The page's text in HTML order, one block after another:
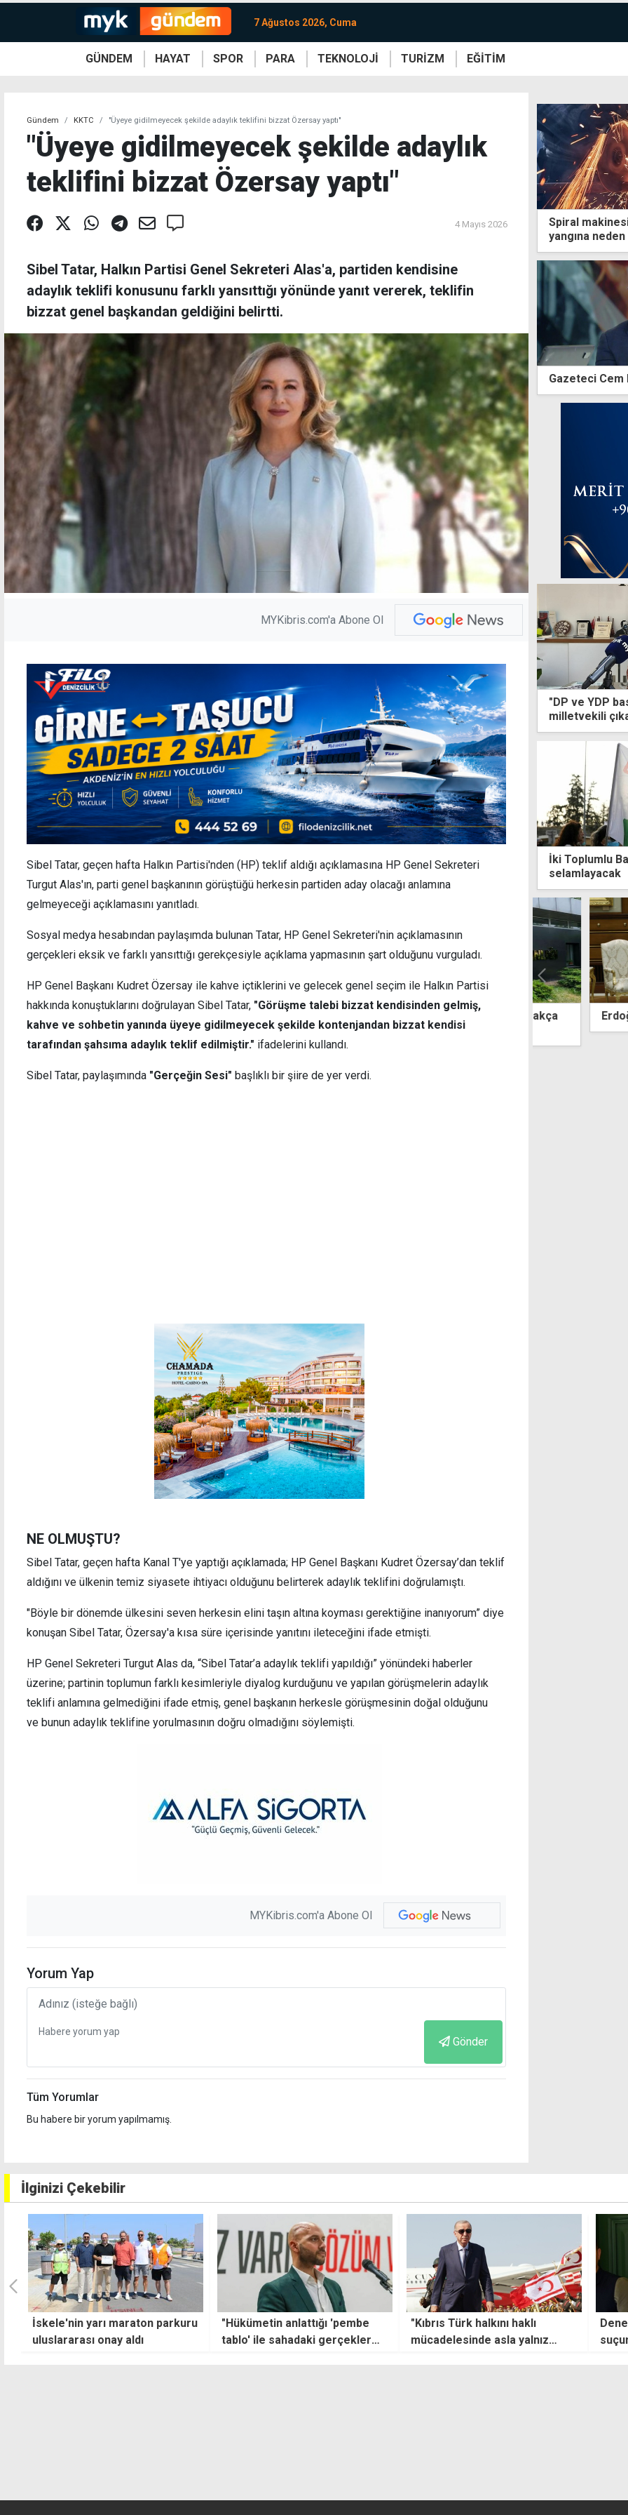
7 Ağustos 2026, Cuma
GÜNDEM HAYAT SPOR PARA TEKNOLOJİ TURİZM EĞİTİM
Gündem KKTC "Üyeye gidilmeyecek şekilde adaylık teklifini bizzat Özersay yaptı"
"Üyeye gidilmeyecek şekilde adaylık
teklifini bizzat Özersay yaptı"
4 Mayıs 2026
Sibel Tatar, Halkın Partisi Genel Sekreteri Alas'a, partiden kendisine
adaylık teklifi konusunu farklı yansıttığı yönünde yanıt vererek, teklifin
bizzat genel başkandan geldiğini belirtti.
MYKibris.com'a Abone Ol
Sibel Tatar, geçen hafta Halkın Partisi'nden (HP) teklif aldığı açıklamasına HP Genel Sekreteri
Turgut Alas'ın, parti genel başkanının görüştüğü herkesin partiden aday olacağı anlamına
gelmeyeceği açıklamasını yanıtladı.
Sosyal medya hesabından paylaşımda bulunan Tatar, HP Genel Sekreteri'nin açıklamasının
gerçekleri eksik ve farklı yansıttığı gerekçesiyle açıklama yapmasının şart olduğunu vurguladı.
HP Genel Başkanı Kudret Özersay ile kahve içtiklerini ve gelecek genel seçim ile Halkın Partisi
hakkında konuştuklarını doğrulayan Sibel Tatar, "Görüşme talebi bizzat kendisinden gelmiş,
kahve ve sohbetin yanında üyeye gidilmeyecek şekilde kontenjandan bizzat kendisi
tarafından şahsıma adaylık teklif edilmiştir." ifadelerini kullandı.
Sibel Tatar, paylaşımında "Gerçeğin Sesi" başlıklı bir şiire de yer verdi.
NE OLMUŞTU?
Sibel Tatar, geçen hafta Kanal T'ye yaptığı açıklamada; HP Genel Başkanı Kudret Özersay’dan teklif
aldığını ve ülkenin temiz siyasete ihtiyacı olduğunu belirterek adaylık teklifini doğrulamıştı.
"Böyle bir dönemde ülkesini seven herkesin elini taşın altına koyması gerektiğine inanıyorum” diye
konuşan Sibel Tatar, Özersay'a kısa süre içerisinde yanıtını ileteceğini ifade etmişti.
HP Genel Sekreteri Turgut Alas da, “Sibel Tatar’a adaylık teklifi yapıldığı” yönündeki haberler
üzerine; partinin toplumun farklı kesimleriyle diyalog kurduğunu ve yapılan görüşmelerin adaylık
teklifi anlamına gelmediğini ifade etmiş, genel başkanın herkesle görüşmesinin doğal olduğunu
ve bunun adaylık teklifine yorulmasının doğru olmadığını söylemişti.
MYKibris.com'a Abone Ol
Yorum Yap
Gönder
Tüm Yorumlar
Bu habere bir yorum yapılmamış.
Spiral
yangına
Gazeteci Cem
"DP ve YDP
milletvekili
İki Toplumlu
selamlayacak
"Yargı kararlarının siyasi iradenin atadığı
idarenin takdirine bırakılması kabul
edilemez"
Türkiye'den AP'nin kararına tepki: Alçakça
iftiralar barındırıyor, yok hükmünde
Erdoğan'dan
İlginizi Çekebilir
İskele'nin yarı maraton parkuru
uluslararası onay aldı
"Hükümetin anlattığı 'pembe
tablo' ile sahadaki gerçekler
"Kıbrıs Türk halkını haklı
mücadelesinde asla yalnız